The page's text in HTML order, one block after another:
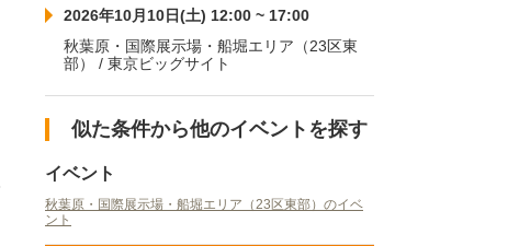
2026年10月10日(土) 12:00 ~ 17:00
秋葉原・国際展示場・船堀エリア（23区東
部） / 東京ビッグサイト
似た条件から他のイベントを探す
イベント
秋葉原・国際展示場・船堀エリア（23区東部）のイベ
ント